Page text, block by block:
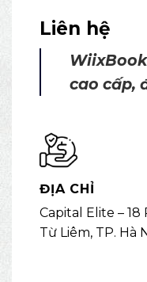
Liên hệ
cao cấp,
ĐỊA CHỈ
Capital Elite –
Từ Liêm, TP. Hà